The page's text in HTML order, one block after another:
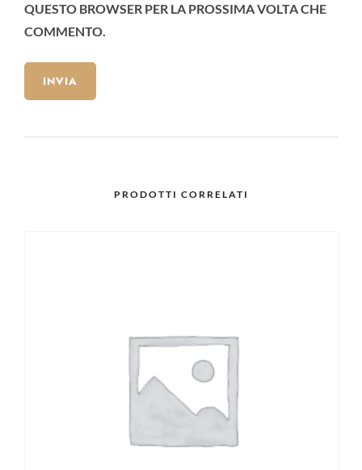
QUESTO BROWSER PER LA PROSSIMA VOLTA CHE
COMMENTO.
PRODOTTI CORRELATI